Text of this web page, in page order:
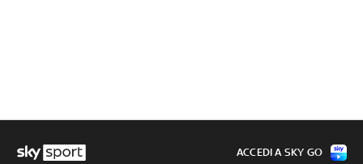
ACCEDI A SKY GO